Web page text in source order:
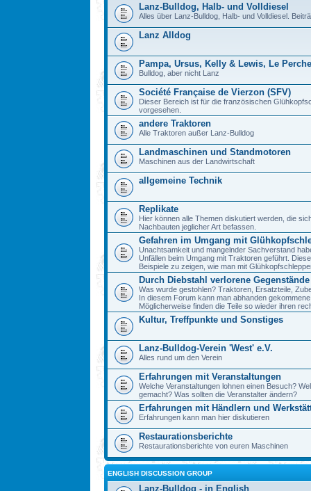
Lanz-Bulldog, Halb- und Volldiesel
Alles über Lanz-Bulldog, Halb- und Volldiesel.
Lanz Alldog
Pampa, Ursus, Kelly & Lewis, Le
Bulldog, aber nicht Lanz
Société Française de Vierzon (SFV)
Dieser Bereich ist für die französischen
vorgesehen.
andere Traktoren
Alle Traktoren außer Lanz-Bulldog
Landmaschinen und Standmotoren
Maschinen aus der Landwirtschaft
allgemeine Technik
Replikate
Hier können alle Themen diskutiert werden, die
Nachbauten jeglicher Art befassen.
Gefahren im Umgang mit
Unachtsamkeit und mangelnder Sachverstand
Unfällen beim Umgang mit Traktoren geführt.
Beispiele zu zeigen, wie man mit
Durch Diebstahl verlorene Gegenstände
Was wurde gestohlen? Traktoren, Ersatzteile,
In diesem Forum kann man abhanden
Möglicherweise finden die Teile so wieder ihren
Kultur, Treffpunkte und Sonstiges
Lanz-Bulldog-Verein 'West' e.V.
Alles rund um den Verein
Erfahrungen mit Veranstaltungen
Welche Veranstaltungen lohnen einen Besuch?
gemacht? Was sollten die Veranstalter ändern?
Erfahrungen mit Händlern und
Erfahrungen kann man hier diskutieren
Restaurationsberichte
Restaurationsberichte von euren Maschinen
ENGLISH DISCUSSION GROUP
Lanz-Bulldog - in English